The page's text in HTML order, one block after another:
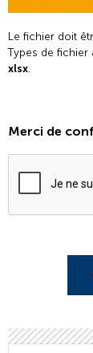
Le fichier doit
Types de fichier
xlsx.
Merci de